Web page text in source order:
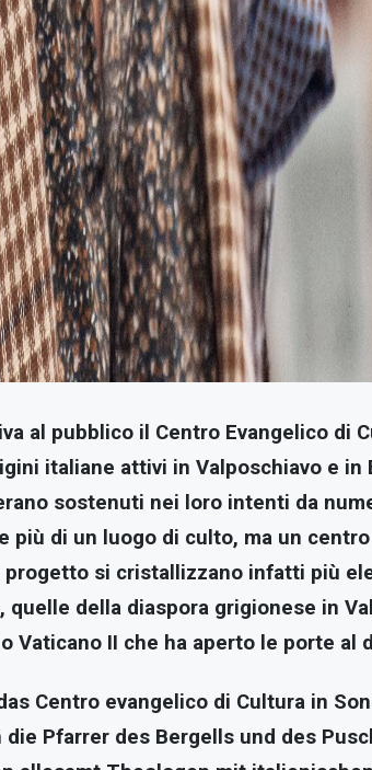
al pubblico il Centro Evangelico di
italiane attivi in Valposchiavo e
sostenuti nei loro intenti da
più di un luogo di culto, ma un
si cristallizzano infatti più
quelle della diaspora grigionese in
Vaticano II che ha aperto le porte al
Centro evangelico di Cultura in
Pfarrer des Bergells und des